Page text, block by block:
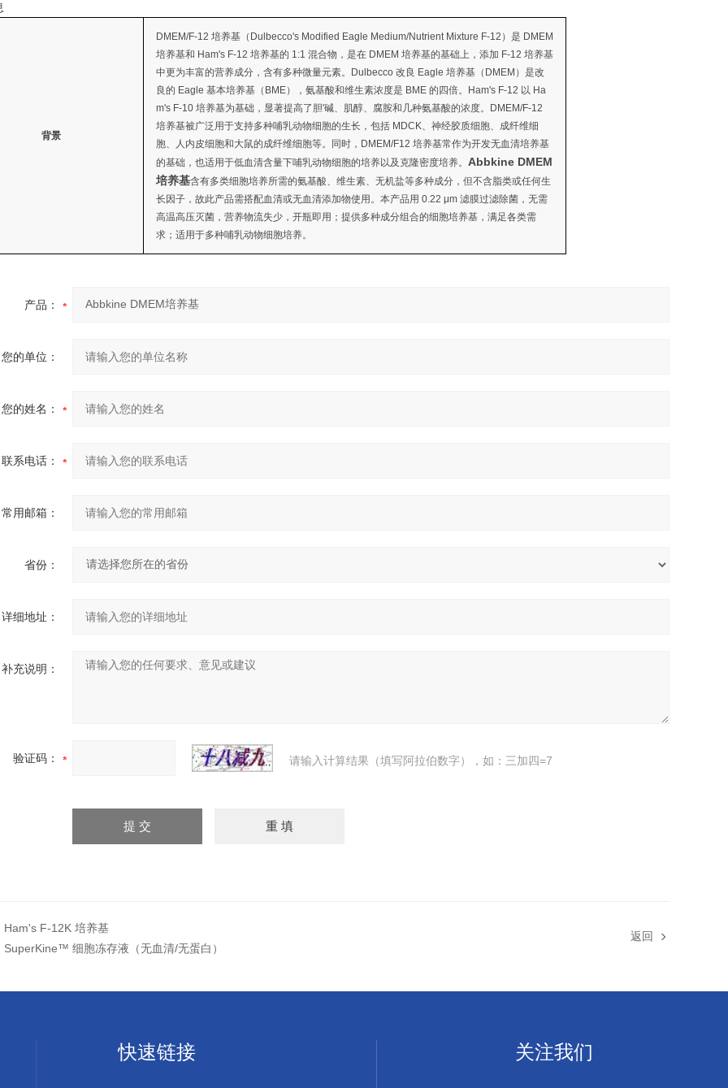
背景
DMEM/F-12 培养基（Dulbecco's Modified Eagle Medium/Nutrient Mixture F-12）是 DMEM
培养基和 Ham's F-12 培养基的 1:1 混合物，是在 DMEM 培养基的基础上，添加 F-12 培养基
中更为丰富的营养成分，含有多种微量元素。Dulbecco 改良 Eagle 培养基（DMEM）是改
良的 Eagle 基本培养基（BME），氨基酸和维生素浓度是 BME 的四倍。Ham's F-12 以 Ha
m's F-10 培养基为基础，显著提高了胆'碱、肌醇、腐胺和几种氨基酸的浓度。DMEM/F-12
培养基被广泛用于支持多种哺乳动物细胞的生长，包括 MDCK、神经胶质细胞、成纤维细
胞、人内皮细胞和大鼠的成纤维细胞等。同时，DMEM/F12 培养基常作为开发无血清培养基
的基础，也适用于低血清含量下哺乳动物细胞的培养以及克隆密度培养。 Abbkine DMEM
培养基含有多类细胞培养所需的氨基酸、维生素、无机盐等多种成分，但不含脂类或任何生
长因子，故此产品需搭配血清或无血清添加物使用。本产品用 0.22 μm 滤膜过滤除菌，无需
高温高压灭菌，营养物流失少，开瓶即用；提供多种成分组合的细胞培养基，满足各类需
求；适用于多种哺乳动物细胞培养。
产品：
您的单位：
您的姓名：
联系电话：
常用邮箱：
省份：
详细地址：
补充说明：
验证码： 请输入计算结果（填写阿拉伯数字），如：三加四=7
Ham's F-12K 培养基
SuperKine™ 细胞冻存液（无血清/无蛋白）
返回
快速链接 关注我们